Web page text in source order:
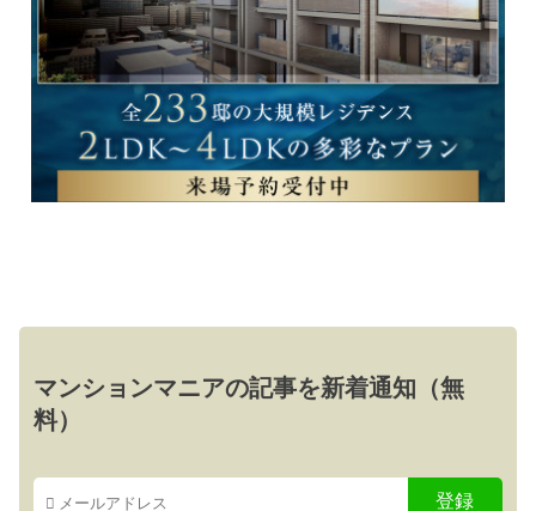
マンションマニアの記事を新着通知（無
料）